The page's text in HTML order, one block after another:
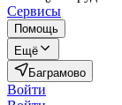
Сервисы
Помощь
Ещё
Баграмово
Войти